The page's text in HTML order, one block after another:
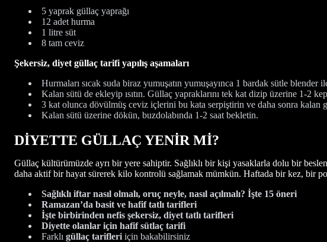
5 yaprak güllaç yaprağı
12 adet hurma
1 litre süt
8 tam ceviz
Şekersiz, diyet güllaç tarifi yapılış aşamaları
Hurmaları sıcak suda biraz yumuşatın yumuşayınca 1 bardak sütle blender
Kalan sütü de ekleyip ısıtın. Güllaç yapraklarını tek kat dizip üzerine 1-2
3 kat olunca dövülmüş ceviz içlerini bu kata serpiştirin ve daha sonra kalan
Kalan sütü üzerine dökün, buzdolabında 1-2 saat bekletin.
DİYETTE GÜLLAÇ YENİR Mİ?
Güllaç kültürümüzde ayrı bir yere sahiptir. Sağlıklı bir kişi yasaklarla dolu bir
daha aktif bir hayat sürerek kilo kontrolü sağlamak mümkün. Haftada bir kez, bir
Sağlıklı iftar nasıl olmalı, oruç neyle, nasıl açılmalı? İşte 15 öneri
Ramazan’da basit ve hafif tatlı tarifleri
İşte birbirinden nefis şekersiz, diyet tatlı tarifleri
Diyette olanlar için hafif sütlaç tarifi
Farklı güllaç tarifleri için bakabilirsiniz